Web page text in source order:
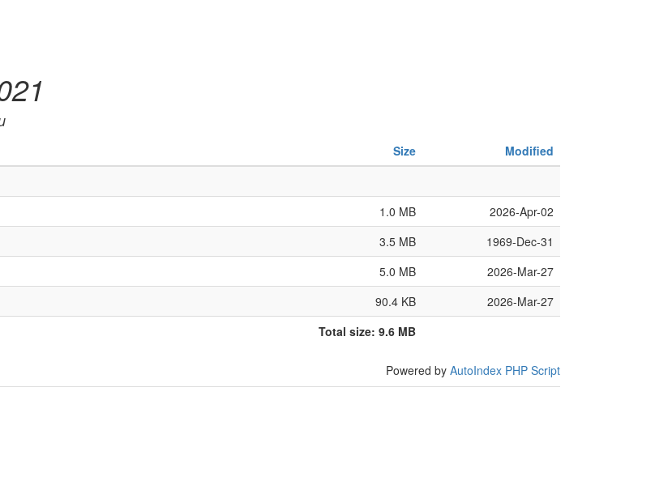
Size
Modified
1.0 MB
2026-Apr-02
3.5 MB
1969-Dec-31
5.0 MB
2026-Mar-27
90.4 KB
2026-Mar-27
Total size: 9.6 MB
Powered by AutoIndex PHP Script